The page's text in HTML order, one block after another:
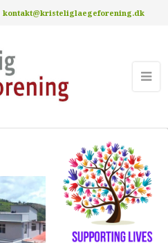
kontakt@kristeliglaegeforening.dk